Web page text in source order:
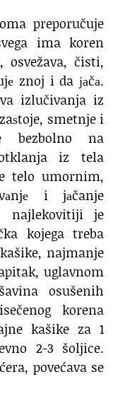
preporučuje
ima koren
osvežava, čisti,
znoj i da јаčа.
izlučivanja iz
smetnje i
bezbolno na
iz tela
telo umornim,
i jаčanje
najlekovitiji je
kojega treba
najmanje
uglavnom
osušenih
korena
kašike za 1
2-3 šoljice.
povećava se